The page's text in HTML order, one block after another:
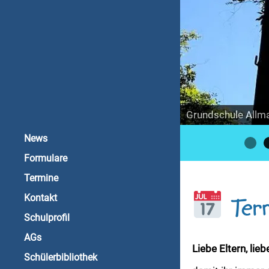
News
Formulare
Termine
Kontakt
Schulprofil
AGs
Schülerbibliothek
Grundschule
Grundschule
Liebe Eltern,